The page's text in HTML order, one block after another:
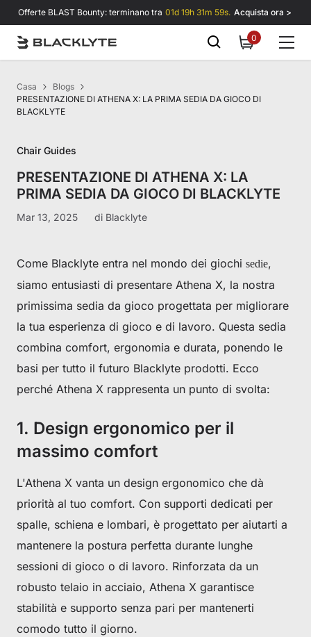
Vai al contenuto
Offerte BLAST Bounty: terminano tra 01d 19h 31m 59s. Acquista ora >
00
items
Casa
Blogs
PRESENTAZIONE DI ATHENA X: LA PRIMA SEDIA DA GIOCO DI
BLACKLYTE
Chair Guides
PRESENTAZIONE DI ATHENA X: LA
PRIMA SEDIA DA GIOCO DI BLACKLYTE
Mar 13, 2025 di Blacklyte
Come Blacklyte entra nel mondo dei giochi sedie,
siamo entusiasti di presentare Athena X, la nostra
primissima sedia da gioco progettata per migliorare
la tua esperienza di gioco e di lavoro. Questa sedia
combina comfort, ergonomia e durata, ponendo le
basi per tutto il futuro Blacklyte prodotti. Ecco
perché Athena X rappresenta un punto di svolta:
1. Design ergonomico per il
massimo comfort
L'Athena X vanta un design ergonomico che dà
priorità al tuo comfort. Con supporti dedicati per
spalle, schiena e lombari, è progettato per aiutarti a
mantenere la postura perfetta durante lunghe
sessioni di gioco o di lavoro. Rinforzata da un
robusto telaio in acciaio, Athena X garantisce
stabilità e supporto senza pari per mantenerti
comodo tutto il giorno.